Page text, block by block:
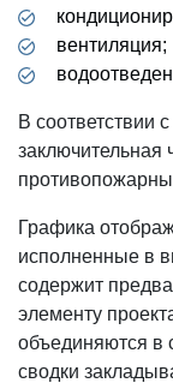
вентиляция;
В соответствии
заключительная
Графика
исполненные в
содержит
элементу
объединяются в
сводки